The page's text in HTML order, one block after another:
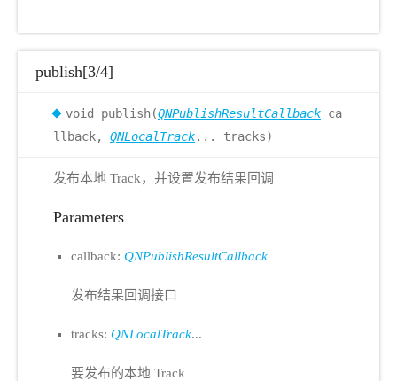
publish[3/4]
void publish(QNPublishResultCallback ca
llback, QNLocalTrack... tracks)
发布本地 Track，并设置发布结果回调
Parameters
callback: QNPublishResultCallback
发布结果回调接口
tracks: QNLocalTrack...
要发布的本地 Track